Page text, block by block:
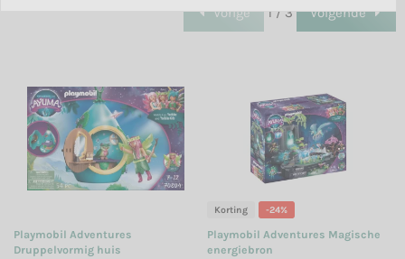
Vorige 1 / 3 Volgende
Playmobil Adventures
Druppelvormig huis
Korting -24%
Playmobil Adventures Magische
energiebron